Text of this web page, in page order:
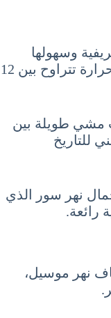
وسهولها
الخضراء، تشهد في سبتمبر درجات حرارة تتراوح بين 12
مشي طويلة بين
للتاريخ
نهر سور الذي
رائعة.
نهر موسيل،